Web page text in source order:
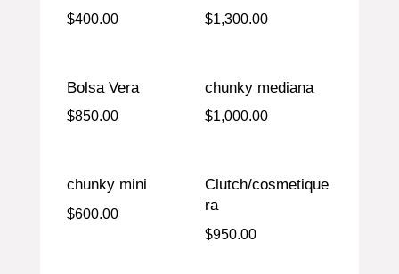
$400.00 $1,300.00
Bolsa Vera
$850.00
chunky mediana
$1,000.00
chunky mini
$600.00
Clutch/cosmetique
ra
$950.00